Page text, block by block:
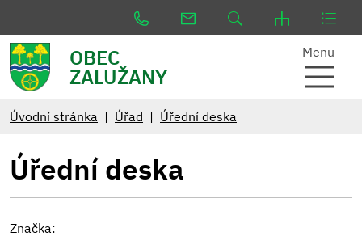
OBEC
ZALUŽANY
Menu
Úvodní stránka Úřad Úřední deska
Úřední deska
Značka: